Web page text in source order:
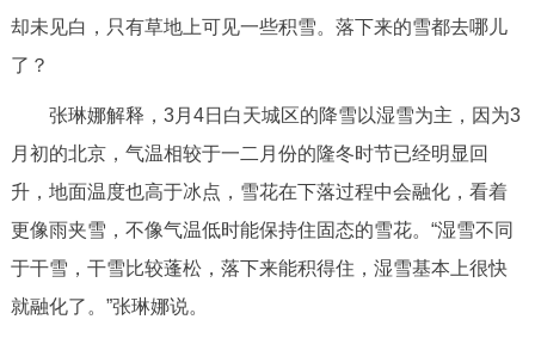
却未见白，只有草地上可见一些积雪。落下来的雪都去哪儿
了？
张琳娜解释，3月4日白天城区的降雪以湿雪为主，因为3
月初的北京，气温相较于一二月份的隆冬时节已经明显回
升，地面温度也高于冰点，雪花在下落过程中会融化，看着
更像雨夹雪，不像气温低时能保持住固态的雪花。“湿雪不同
于干雪，干雪比较蓬松，落下来能积得住，湿雪基本上很快
就融化了。”张琳娜说。